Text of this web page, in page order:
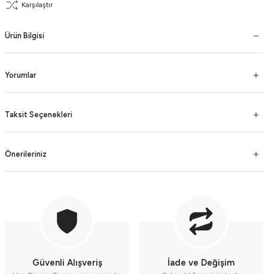
Karşılaştır
Ürün Bilgisi
Yorumlar
Taksit Seçenekleri
Önerileriniz
Güvenli Alışveriş İade ve Değişim